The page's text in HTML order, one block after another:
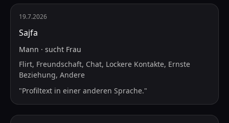
19.7.2026
Sajfa
Mann · sucht Frau
Flirt, Freundschaft, Chat, Lockere Kontakte, Ernste
Beziehung, Andere
"Profiltext in einer anderen Sprache."